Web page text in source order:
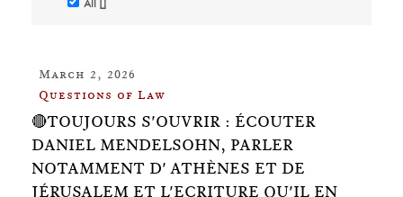
All []
March 2, 2026
Questions of Law
🔴TOUJOURS S'OUVRIR : ÉCOUTER
DANIEL MENDELSOHN, PARLER
NOTAMMENT D' ATHÈNES ET DE
JÉRUSALEM ET L'ECRITURE QU'IL EN